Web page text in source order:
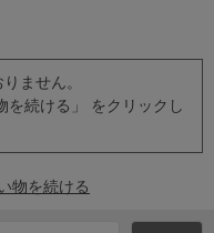
ません。
を続ける」 をクリックし
物を続ける